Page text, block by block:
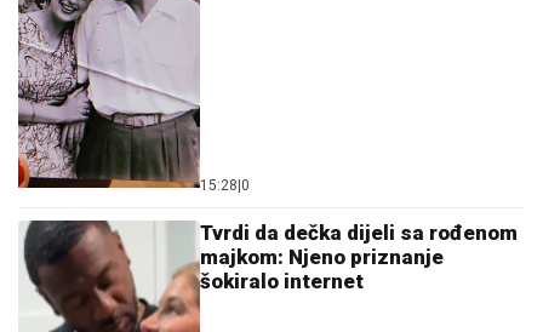
15:28|0
Tvrdi da dečka dijeli sa rođenom
majkom: Njeno priznanje
šokiralo internet